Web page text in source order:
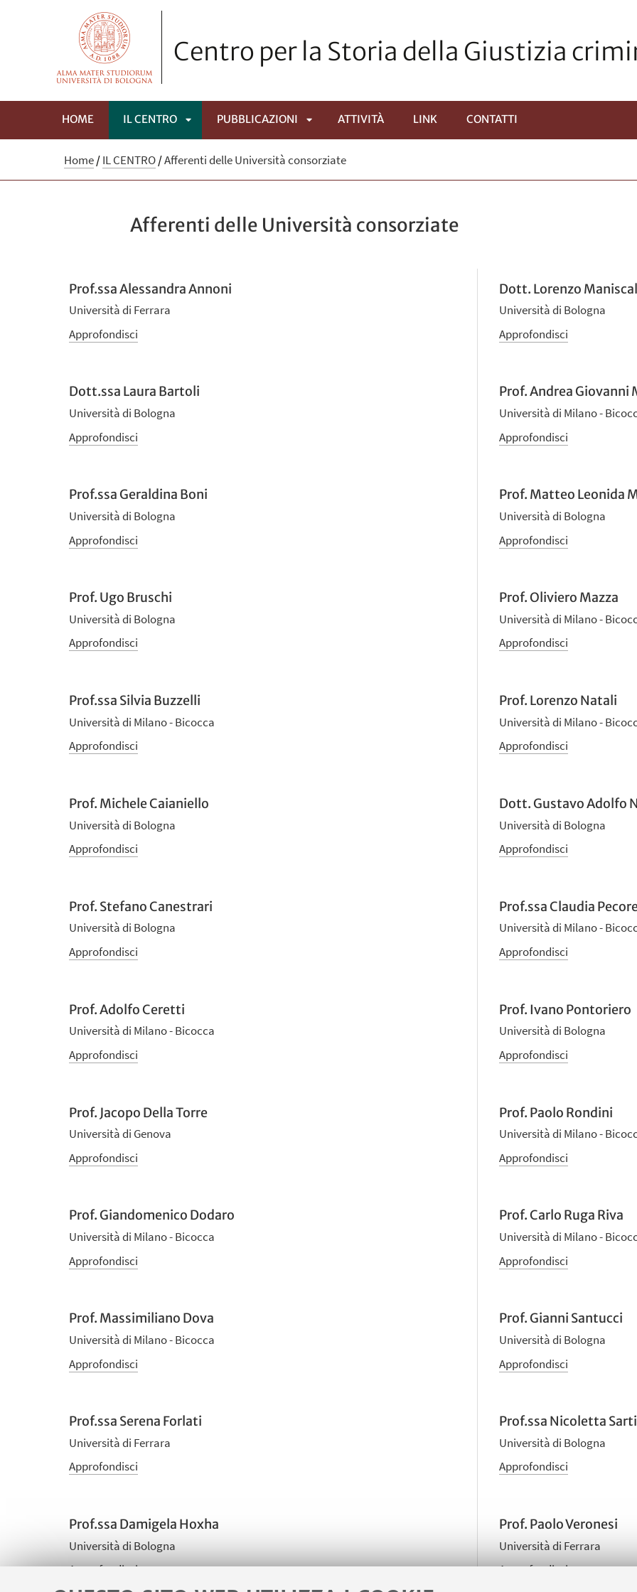
Centro per la Storia della Giustizia
HOME IL CENTRO
APRI
PUBBLICAZIONI
APRI
ATTIVITÀ LINK CONTATTI
Home/IL CENTRO/Afferenti delle Università consorziate
Afferenti delle Università consorziate
Prof.ssa Alessandra Annoni
Università di Ferrara
Approfondisci
Dott.ssa Laura Bartoli
Università di Bologna
Approfondisci
Prof.ssa Geraldina Boni
Università di Bologna
Approfondisci
Prof. Ugo Bruschi
Università di Bologna
Approfondisci
Prof.ssa Silvia Buzzelli
Università di Milano - Bicocca
Approfondisci
Prof. Michele Caianiello
Università di Bologna
Approfondisci
Prof. Stefano Canestrari
Università di Bologna
Approfondisci
Prof. Adolfo Ceretti
Università di Milano - Bicocca
Approfondisci
Prof. Jacopo Della Torre
Università di Genova
Approfondisci
Prof. Giandomenico Dodaro
Università di Milano - Bicocca
Approfondisci
Prof. Massimiliano Dova
Università di Milano - Bicocca
Approfondisci
Prof.ssa Serena Forlati
Università di Ferrara
Approfondisci
Prof.ssa Damigela Hoxha
Università di Bologna
Approfondisci
Dott. Lorenzo
Università di Bologna
Approfondisci
Prof. Andrea Giovanni
Università di Milano -
Approfondisci
Prof. Matteo Leonida
Università di Bologna
Approfondisci
Prof. Oliviero Mazza
Università di Milano -
Approfondisci
Prof. Lorenzo Natali
Università di Milano -
Approfondisci
Dott. Gustavo Adolfo
Università di Bologna
Approfondisci
Prof.ssa Claudia
Università di Milano -
Approfondisci
Prof. Ivano Pontoriero
Università di Bologna
Approfondisci
Prof. Paolo Rondini
Università di Milano -
Approfondisci
Prof. Carlo Ruga Riva
Università di Milano -
Approfondisci
Prof. Gianni Santucci
Università di Bologna
Approfondisci
Prof.ssa Nicoletta Sarti
Università di Bologna
Approfondisci
Prof. Paolo Veronesi
Università di Ferrara
Approfondisci